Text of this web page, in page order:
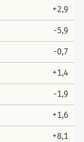
+2,9
-5,9
-0,7
+1,4
-1,9
+1,6
+8,1